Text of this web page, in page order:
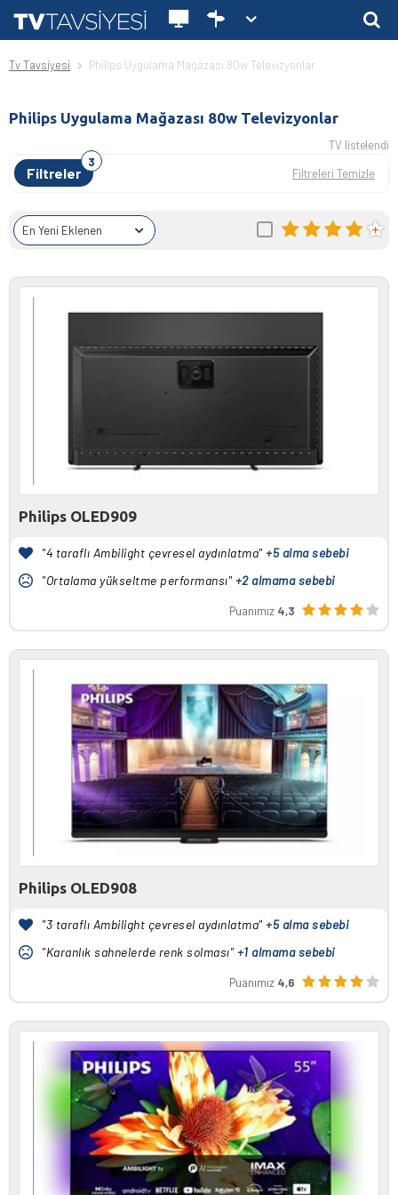
Tv Tavsiyesi Philips Uygulama Mağazası 80w Televizyonlar
Philips Uygulama Mağazası 80w Televizyonlar
TV listelendi
Filtreler Filtreleri Temizle
Philips OLED909
"4 taraflı Ambilight çevresel aydınlatma" +5 alma sebebi
"Ortalama yükseltme performansı" +2 almama sebebi
Puanımız 4,3
Philips OLED908
"3 taraflı Ambilight çevresel aydınlatma" +5 alma sebebi
"Karanlık sahnelerde renk solması" +1 almama sebebi
Puanımız 4,6